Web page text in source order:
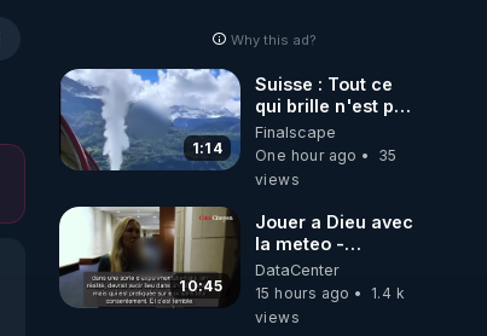
Why this ad?
1:14
Suisse : Tout ce
qui brille n'est pas
de l'Or!
Finalscape
One hour ago
35
views
10:45
Jouer a Dieu avec
la meteo -
Citoicitoyen
DataCenter
15 hours ago
1.4 k
views